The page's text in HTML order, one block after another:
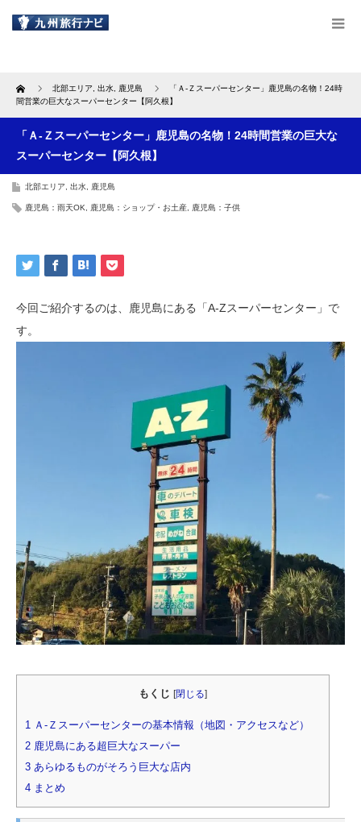
Home 北部エリア 出水 鹿児島
「Ａ-Ｚスーパーセンター」鹿児島の名物！24時
間営業の巨大なスーパーセンター【阿久根】
「Ａ-Ｚスーパーセンター」鹿児島の名物！24時間営業の巨大な
スーパーセンター【阿久根】
北部エリア 出水 鹿児島
鹿児島：雨天OK 鹿児島：ショップ・お土産 鹿児島：子供
今回ご紹介するのは、鹿児島にある「A-Zスーパーセンター」で
す。
もくじ [閉じる]
1 Ａ-Ｚスーパーセンターの基本情報（地図・アクセスなど）
2 鹿児島にある超巨大なスーパー
3 あらゆるものがそろう巨大な店内
4 まとめ